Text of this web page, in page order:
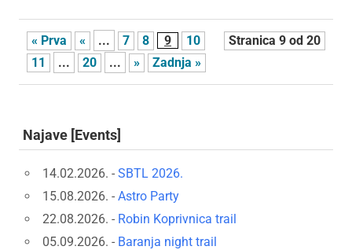
Stranica 9 od 20
« Prva « ... 7 8 9
10
11
... 20 ... » Zadnja »
Najave [Events]
14.02.2026. - SBTL 2026.
15.08.2026. - Astro Party
22.08.2026. - Robin Koprivnica trail
05.09.2026. - Baranja night trail